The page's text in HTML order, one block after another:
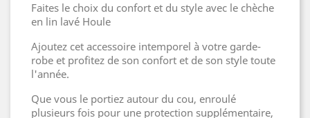
Faites le choix du confort et du style avec le chèche
en lin lavé Houle
Ajoutez cet accessoire intemporel à votre garde-
robe et profitez de son confort et de son style toute
l'année.
Que vous le portiez autour du cou, enroulé
plusieurs fois pour une protection supplémentaire,